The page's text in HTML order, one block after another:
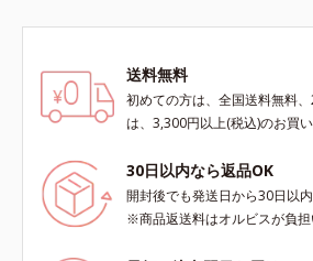
送料無料
初めての方は、全国送料無料
は、3,300円以上(税込)のお買
30日以内なら返品OK
開封後でも発送日から30日以
※商品返送料はオルビスが負